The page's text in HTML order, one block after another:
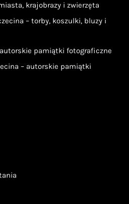
krajobrazy i zwierzęta
– torby, koszulki, bluzy i
pamiątki fotograficzne
– autorskie pamiątki